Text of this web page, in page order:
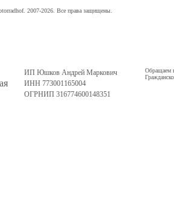
2007-2026. Все права защищены.
ИП Юшков Андрей Маркович
ИНН 773001165004
ОГРНИП 316774600148351
Обращаем